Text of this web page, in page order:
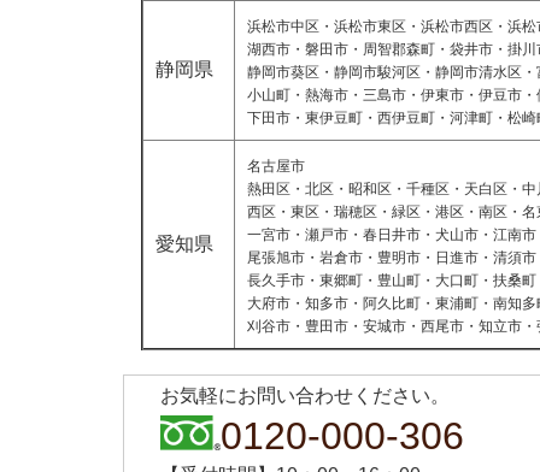
静岡県
浜松市中区・浜松市東区・浜松市西区・浜
湖西市・磐田市・周智郡森町・袋井市・掛
静岡市葵区・静岡市駿河区・静岡市清水区
小山町・熱海市・三島市・伊東市・伊豆市
下田市・東伊豆町・西伊豆町・河津町・松
愛知県
名古屋市
熱田区・北区・昭和区・千種区・天白区・
西区・東区・瑞穂区・緑区・港区・南区・名
一宮市・瀬戸市・春日井市・犬山市・江南
尾張旭市・岩倉市・豊明市・日進市・清須
長久手市・東郷町・豊山町・大口町・扶桑
大府市・知多市・阿久比町・東浦町・南知
刈谷市・豊田市・安城市・西尾市・知立市
お気軽にお問い合わせください。
0120-000-306